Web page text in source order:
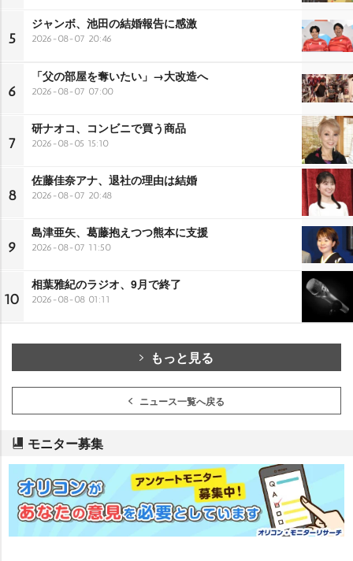
5
ジャンボ、池田の結婚報告に感激
2026-08-07 20:46
6
「父の部屋を奪いたい」→大改造へ
2026-08-07 07:00
7
研ナオコ、コンビニで買う商品
2026-08-05 15:10
8
佐藤佳奈アナ、退社の理由は結婚
2026-08-07 20:48
9
島津亜矢、葛藤抱えつつ熊本に支援
2026-08-07 11:50
10
相葉雅紀のラジオ、9月で終了
2026-08-08 01:11
もっと見る
ニュース一覧へ戻る
モニター募集